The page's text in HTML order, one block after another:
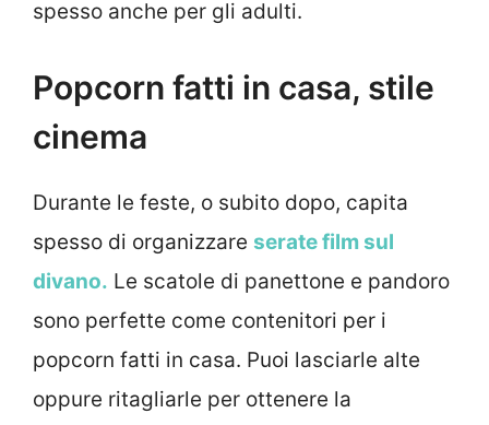
spesso anche per gli adulti.
Popcorn fatti in casa, stile
cinema
Durante le feste, o subito dopo, capita
spesso di organizzare serate film sul
divano. Le scatole di panettone e pandoro
sono perfette come contenitori per i
popcorn fatti in casa. Puoi lasciarle alte
oppure ritagliarle per ottenere la